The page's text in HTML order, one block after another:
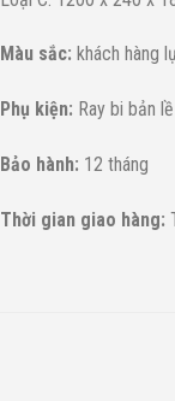
Màu sắc: khách hàng
Phụ kiện: Ray bi bản
Bảo hành: 12 tháng
Thời gian giao hàng: